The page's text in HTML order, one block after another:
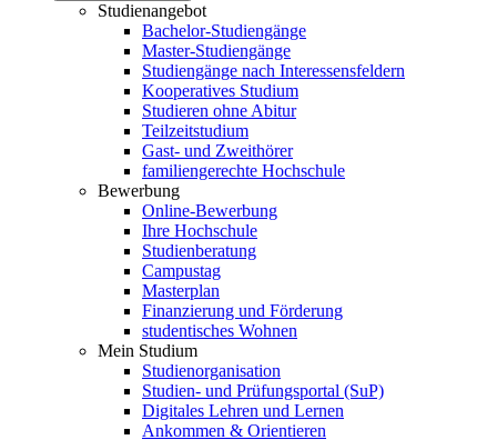
Studienangebot
Bachelor-Studiengänge
Master-Studiengänge
Studiengänge nach Interessensfeldern
Kooperatives Studium
Studieren ohne Abitur
Teilzeitstudium
Gast- und Zweithörer
familiengerechte Hochschule
Bewerbung
Online-Bewerbung
Ihre Hochschule
Studienberatung
Campustag
Masterplan
Finanzierung und Förderung
studentisches Wohnen
Mein Studium
Studienorganisation
Studien- und Prüfungsportal (SuP)
Digitales Lehren und Lernen
Ankommen & Orientieren